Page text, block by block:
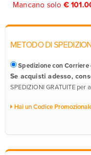
Mancano solo €
METODO DI
Spedizione con Corriere
Se acquisti adesso,
SPEDIZIONI GRATUITE
Hai un Codice